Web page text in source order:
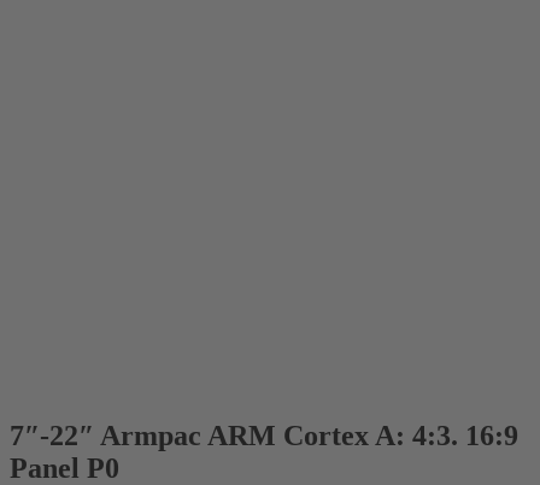
7″-22″ Armpac ARM Cortex A: 4:3. 16:9
Panel P0